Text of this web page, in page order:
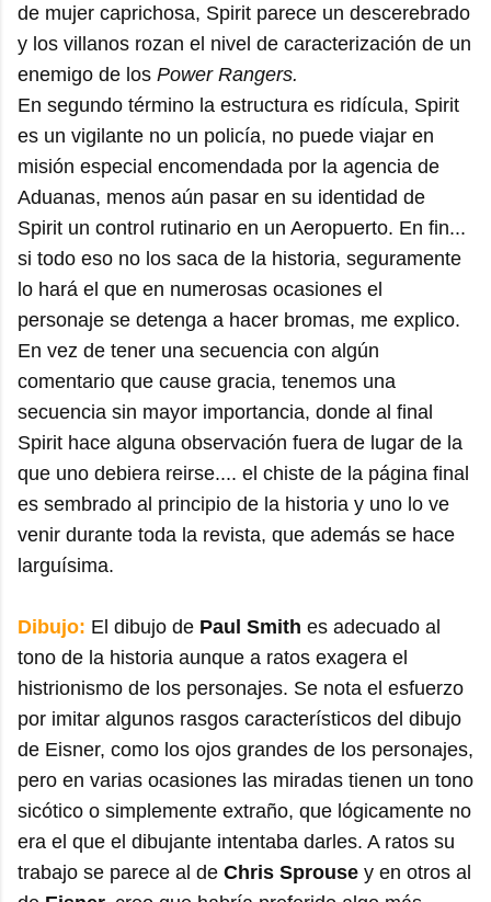
de mujer caprichosa, Spirit parece un descerebrado
y los villanos rozan el nivel de caracterización de un
enemigo de los Power Rangers.
En segundo término la estructura es ridícula, Spirit
es un vigilante no un policía, no puede viajar en
misión especial encomendada por la agencia de
Aduanas, menos aún pasar en su identidad de
Spirit un control rutinario en un Aeropuerto. En fin...
si todo eso no los saca de la historia, seguramente
lo hará el que en numerosas ocasiones el
personaje se detenga a hacer bromas, me explico.
En vez de tener una secuencia con algún
comentario que cause gracia, tenemos una
secuencia sin mayor importancia, donde al final
Spirit hace alguna observación fuera de lugar de la
que uno debiera reirse.... el chiste de la página final
es sembrado al principio de la historia y uno lo ve
venir durante toda la revista, que además se hace
larguísima.
Dibujo: El dibujo de Paul Smith es adecuado al
tono de la historia aunque a ratos exagera el
histrionismo de los personajes. Se nota el esfuerzo
por imitar algunos rasgos característicos del dibujo
de Eisner, como los ojos grandes de los personajes,
pero en varias ocasiones las miradas tienen un tono
sicótico o simplemente extraño, que lógicamente no
era el que el dibujante intentaba darles. A ratos su
trabajo se parece al de Chris Sprouse y en otros al